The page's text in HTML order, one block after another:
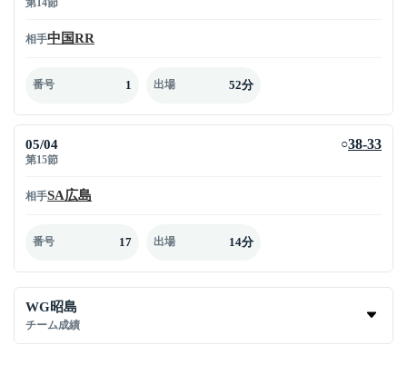
相手中国RR
番号 1 出場 52分
05/04
第15節
○38-33
相手SA広島
番号 17 出場 14分
WG昭島
チーム成績